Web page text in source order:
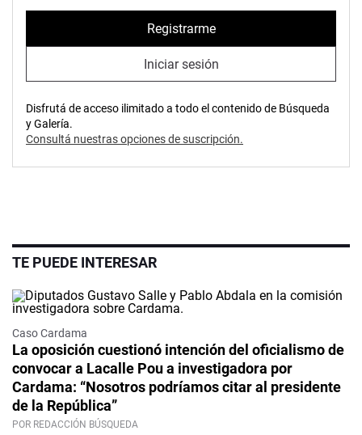
Registrarme
Iniciar sesión
Disfrutá de acceso ilimitado a todo el contenido de Búsqueda
y Galería.
Consultá nuestras opciones de suscripción.
TE PUEDE INTERESAR
Caso Cardama
La oposición cuestionó intención del oficialismo de
convocar a Lacalle Pou a investigadora por
Cardama: “Nosotros podríamos citar al presidente
de la República”
POR REDACCIÓN BÚSQUEDA